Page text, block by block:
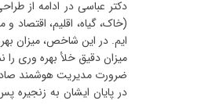
دکتر عباسی در ادامه از
(خاک، گیاه، اقلیم،
ایم. در این شاخص، میزان
میزان دقیق خلأ بهره وری را
ضرورت مدیریت هوشمند
در پایان ایشان به زنجیره